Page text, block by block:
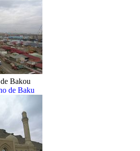
Bakou
de Baku